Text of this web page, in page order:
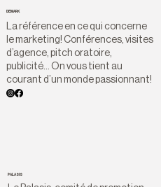
DEMARK
La référence en ce qui concerne
le marketing! Conférences, visites
d’agence, pitch oratoire,
publicité... On vous tient au
courant d’un monde passionnant!
PALASIS